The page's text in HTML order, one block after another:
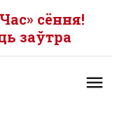
сёння!
заўтра